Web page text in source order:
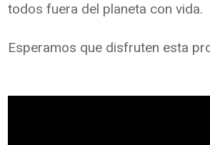
todos fuera del planeta con vida.
Esperamos que disfruten esta